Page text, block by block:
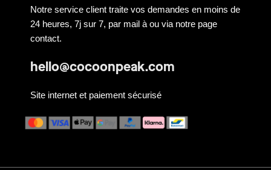
Notre service client traite vos demandes en moins de
24 heures, 7j sur 7, par mail à ou via notre page
contact.
hello@cocoonpeak.com
Site internet et paiement sécurisé